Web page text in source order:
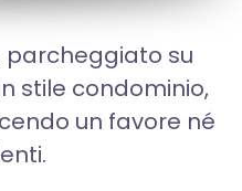
parcheggiato su
stile condominio,
un favore né